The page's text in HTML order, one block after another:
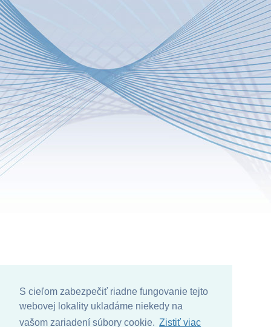
S cieľom zabezpečiť riadne fungovanie tejto
webovej lokality ukladáme niekedy na
vašom zariadení súbory cookie. Zistiť viac